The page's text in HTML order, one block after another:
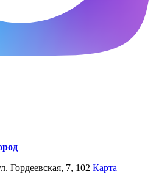
Гордеевская, 7, 102 Карта